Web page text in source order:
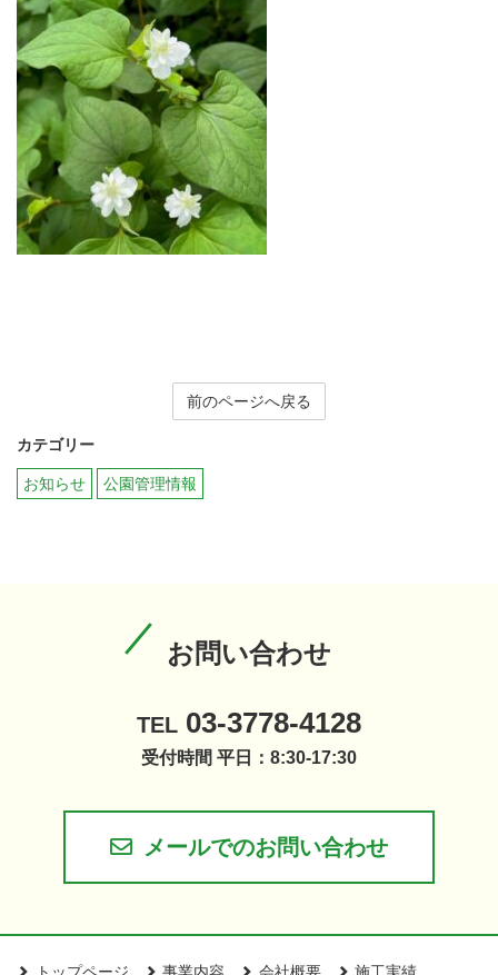
前のページへ戻る
カテゴリー
お知らせ 公園管理情報
お問い合わせ
TEL 03-3778-4128
受付時間 平日：8:30-17:30
メールでのお問い合わせ